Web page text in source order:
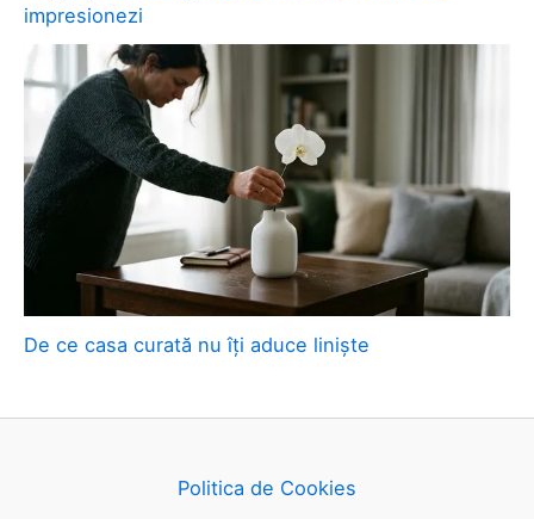
impresionezi
De ce casa curată nu îți aduce liniște
Politica de Cookies